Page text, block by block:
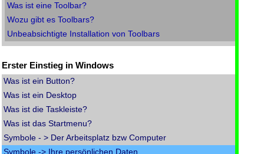
Was ist eine Toolbar?
Wozu gibt es Toolbars?
Unbeabsichtigte Installation von Toolbars
Erster Einstieg in Windows
Was ist ein Button?
Was ist ein Desktop
Was ist die Taskleiste?
Was ist das Startmenu?
Symbole - > Der Arbeitsplatz bzw Computer
Symbole -> Ihre persönlichen Daten